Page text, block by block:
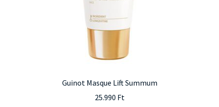
Guinot Masque Lift Summum
25.990 Ft